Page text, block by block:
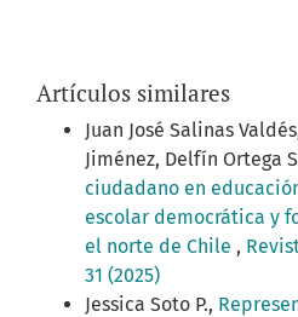
Artículos similares
Juan José Salinas
Jiménez, Delfín Ortega
ciudadano en
escolar democrática y
el norte de Chile ,
31 (2025)
Jessica Soto P.,